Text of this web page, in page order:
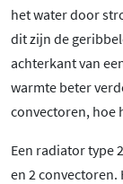
het water door
dit zijn de
achterkant van
warmte beter
convectoren, hoe
Een radiator type
en 2